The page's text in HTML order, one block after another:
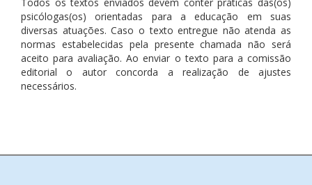
psicólogas(os) orientadas para a educação em suas
diversas atuações. Caso o texto entregue não atenda as
normas estabelecidas pela presente chamada não será
aceito para avaliação. Ao enviar o texto para a comissão
editorial o autor concorda a realização de ajustes
necessários.